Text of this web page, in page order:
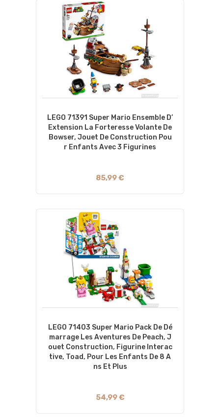
LEGO 71391 Super Mario Ensemble D’
Extension La Forteresse Volante De
Bowser, Jouet De Construction Pou
R Enfants Avec 3 Figurines
85,99 €
LEGO 71403 Super Mario Pack De Dé
Marrage Les Aventures De Peach, J
Ouet Construction, Figurine Interac
Tive, Toad, Pour Les Enfants De 8 A
Ns Et Plus
54,99 €